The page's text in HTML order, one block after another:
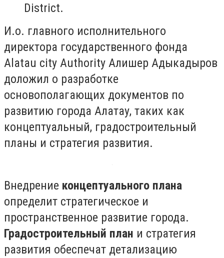
District.
И.о. главного исполнительного
директора государственного фонда
Alatau city Аuthority Алишер Адыкадыров
доложил о разработке
основополагающих документов по
развитию города Алатау, таких как
концептуальный, градостроительный
планы и стратегия развития.
Внедрение концептуального плана
определит стратегическое и
пространственное развитие города.
Градостроительный план и стратегия
развития обеспечат детализацию